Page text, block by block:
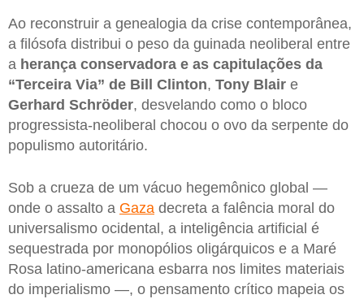
Ao reconstruir a genealogia da crise contemporânea,
a filósofa distribui o peso da guinada neoliberal entre
a herança conservadora e as capitulações da
“Terceira Via” de Bill Clinton, Tony Blair e
Gerhard Schröder, desvelando como o bloco
progressista-neoliberal chocou o ovo da serpente do
populismo autoritário.
Sob a crueza de um vácuo hegemônico global —
onde o assalto a Gaza decreta a falência moral do
universalismo ocidental, a inteligência artificial é
sequestrada por monopólios oligárquicos e a Maré
Rosa latino-americana esbarra nos limites materiais
do imperialismo —, o pensamento crítico mapeia os